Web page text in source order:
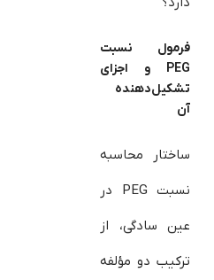
فرمول نسبت
PEG
و اجزای
تشکیل‌دهنده
آن
ساختار محاسبه
نسبت PEG در
عین سادگی، از
ترکیب دو مؤلفه